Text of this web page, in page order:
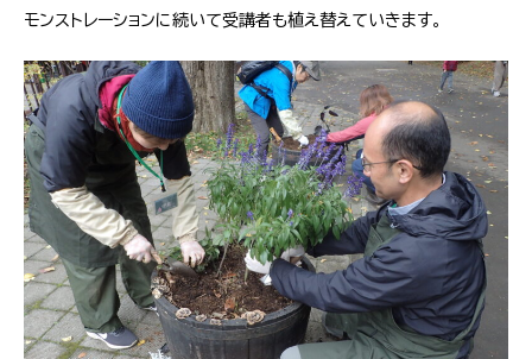
モンストレーションに続いて受講者も植え替えていきます。